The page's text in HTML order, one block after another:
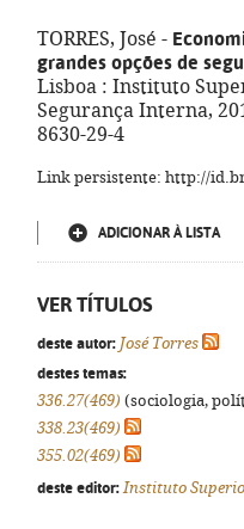
TORRES, José -
grandes opções de
Lisboa : Instituto
Segurança Interna,
8630-29-4
Link persistente: http://
ADICIONAR À LISTA
VER TÍTULOS
deste autor: José Torres
destes temas:
336.27(469) (sociologia,
338.23(469)
355.02(469)
deste editor: Instituto